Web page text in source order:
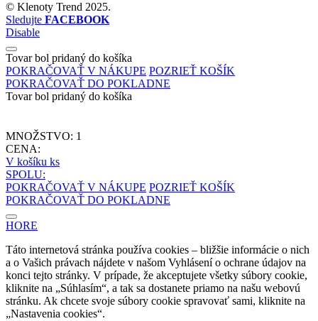
© Klenoty Trend 2025.
Sledujte FACEBOOK
Disable
Tovar bol pridaný do košíka
POKRAČOVAŤ V NÁKUPE POZRIEŤ KOŠÍK
POKRAČOVAŤ DO POKLADNE
Tovar bol pridaný do košíka
MNOŽSTVO: 1
CENA:
V košíku ks
SPOLU:
POKRAČOVAŤ V NÁKUPE POZRIEŤ KOŠÍK
POKRAČOVAŤ DO POKLADNE
HORE
Táto internetová stránka používa cookies – bližšie informácie o nich
a o Vašich právach nájdete v našom Vyhlásení o ochrane údajov na
konci tejto stránky. V prípade, že akceptujete všetky súbory cookie,
kliknite na „Súhlasím“, a tak sa dostanete priamo na našu webovú
stránku. Ak chcete svoje súbory cookie spravovať sami, kliknite na
„Nastavenia cookies“.